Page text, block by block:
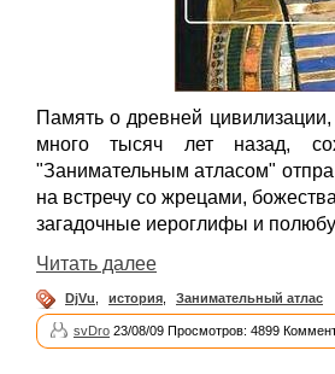
Память о древней
много тысяч лет назад,
"Занимательным атласом"
на встречу со жрецами,
загадочные иероглифы и
Читать далее
DjVu история Занимательный атлас
svDro 23/08/09 Просмотров: 4899